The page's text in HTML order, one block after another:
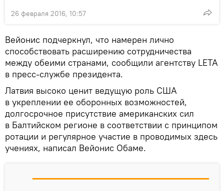
26 февраля 2016, 10:57
Вейонис подчеркнул, что намерен лично
способствовать расширению сотрудничества
между обеими странами, сообщили агентству LETA
в пресс-службе президента.
Латвия высоко ценит ведущую роль США
в укреплении ее оборонных возможностей,
долгосрочное присутствие американских сил
в Балтийском регионе в соответствии с принципом
ротации и регулярное участие в проводимых здесь
учениях, написал Вейонис Обаме.